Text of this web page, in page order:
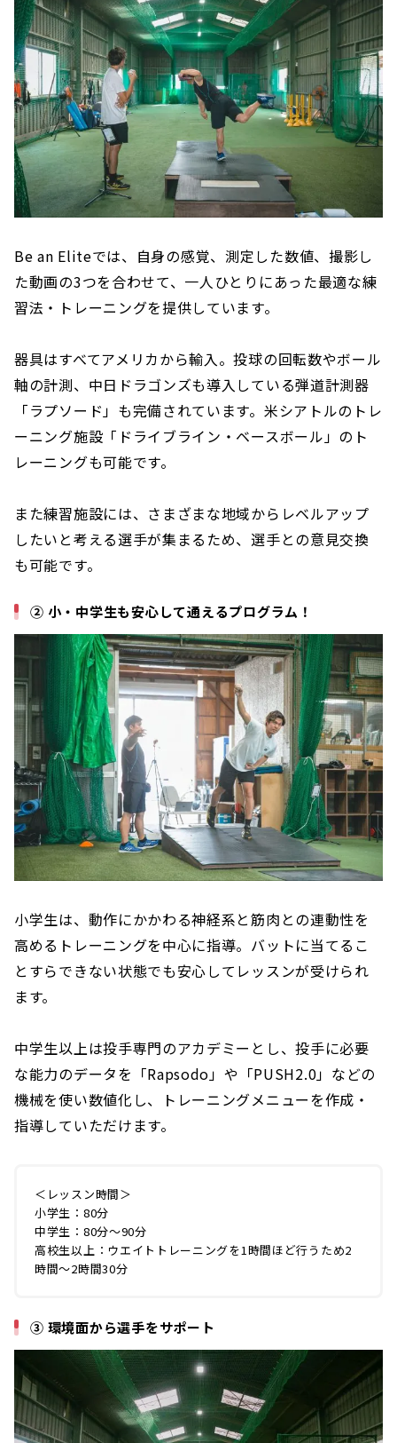
Be an Eliteでは、自身の感覚、測定した数値、撮影し
た動画の3つを合わせて、一人ひとりにあった最適な練
習法・トレーニングを提供しています。
器具はすべてアメリカから輸入。投球の回転数やボール
軸の計測、中日ドラゴンズも導入している弾道計測器
「ラプソード」も完備されています。米シアトルのトレ
ーニング施設「ドライブライン・ベースボール」のト
レーニングも可能です。
また練習施設には、さまざまな地域からレベルアップ
したいと考える選手が集まるため、選手との意見交換
も可能です。
② 小・中学生も安心して通えるプログラム！
‪小学生は、動作にかかわる神経系と筋肉との連動性を
高めるトレーニングを中心に指導。バットに当てるこ
とすらできない状態でも安心してレッスンが受けられ
ます。
中学生以上は投手専門のアカデミーとし、投手に必要
な能力のデータを「Rapsodo」や「PUSH2.0」などの
機械を使い数値化し、トレーニングメニューを作成・
指導していただけます。
＜レッスン時間＞
小学生：80分
中学生：80分～90分
高校生以上：ウエイトトレーニングを1時間ほど行うため2
時間～2時間30分
③ 環境面から選手をサポート